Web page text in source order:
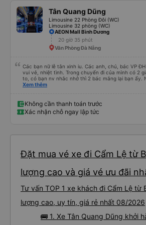
Tân Quang Dũng
Limousine 22 Phòng Đôi (WC)
Limousine 32 phòng (WC)
AEON Mall Bình Dương
20 giờ 35 phút
Văn Phòng Đà Nẵng
Các bạn nữ lễ tân xinh iu. Các anh, chú, bác VP
vui vẻ, nhiệt tình. Trong chuyến đi của mình có 2 gia đình bác lớn tuổi nc khá
to, có bạn nv nhắc nhở thì 2 bác mắng lại bạn ấy.
xấu thì mình ngược lại nha. Bạn ấy nhắc nhở rất
bạn ấy nha. Nếu bạn ấy bị trừ thì bảo bạn ấy liên
trợ ạ. Số mình đuôi 666, chuyến ĐH-NT ngày 16/1.
iu còn đổi cho mình phòng đơn sang đôi xong còn
Xem thêm
Không cần thanh toán trước
Xác nhận chỗ ngay lập tức
Đặt mua vé xe đi Cẩm Lệ từ
lượng cao và giá vé ưu đãi
Tư vấn TOP 1 xe khách đi Cẩm Lệ từ
lượng cao, uy tín, giá rẻ nhất 08/2026
🚌 1. Xe Tân Quang Dũng khởi